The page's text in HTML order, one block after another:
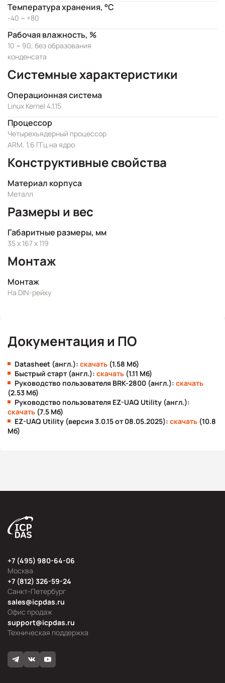
Температура хранения, °C
-40 ~ +80
Рабочая влажность, %
10 ~ 90, без образования
конденсата
Системные характеристики
Операционная система
Linux Kernel 4.1.15
Процессор
Четырехъядерный процессор
ARM, 1,6 ГГц на ядро
Конструктивные свойства
Материал корпуса
Металл
Размеры и вес
Габаритные размеры, мм
35 x 167 x 119
Монтаж
Монтаж
На DIN-рейку
Документация и ПО
Datasheet (англ.): скачать (1.58 Мб)
Быстрый старт (англ.): скачать (1.11 Мб)
Руководство пользователя BRK-2800 (англ.): скачать
(2.53 Мб)
Руководство пользователя EZ-UAQ Utility (англ.):
скачать (7.5 Мб)
EZ-UAQ Utility (версия 3.0.15 от 08.05.2025): скачать (10.8
Мб)
Москва
+7 (495) 980-64-06
Офис продаж
sales@icpdas.ru
Санкт-Петербург
+7 (812) 326-59-24
Техническая поддержка
support@icpdas.ru